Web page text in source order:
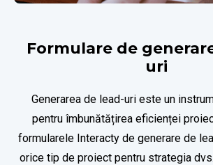
Formulare de
uri
Generarea de lead-uri este un
pentru îmbunătățirea eficienței
formularele Interacty de generare de
orice tip de proiect pentru strategia